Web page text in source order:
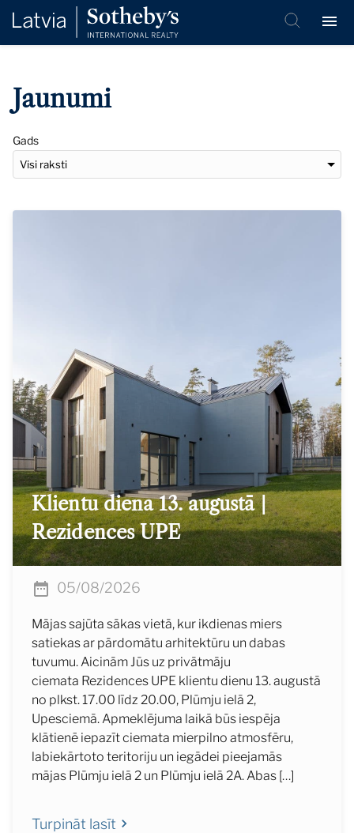
Jaunumi
Gads
Klientu diena 13. augustā |
Rezidences UPE
05/08/2026
Mājas sajūta sākas vietā, kur ikdienas miers
satiekas ar pārdomātu arhitektūru un dabas
tuvumu. Aicinām Jūs uz privātmāju
ciemata Rezidences UPE klientu dienu 13. augustā
no plkst. 17.00 līdz 20.00, Plūmju ielā 2,
Upesciemā. Apmeklējuma laikā būs iespēja
klātienē iepazīt ciemata mierpilno atmosfēru,
labiekārtoto teritoriju un iegādei pieejamās
mājas Plūmju ielā 2 un Plūmju ielā 2A. Abas […]
Turpināt lasīt